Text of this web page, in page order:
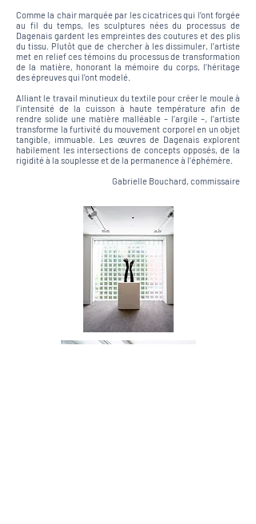
Comme la chair marquée par les cicatrices qui l’ont forgée
au fil du temps, les sculptures nées du processus de
Dagenais gardent les empreintes des coutures et des plis
du tissu. Plutôt que de chercher à les dissimuler, l’artiste
met en relief ces témoins du processus de transformation
de la matière, honorant la mémoire du corps, l’héritage
des épreuves qui l’ont modelé.
Alliant le travail minutieux du textile pour créer le moule à
l’intensité de la cuisson à haute température afin de
rendre solide une matière malléable – l’argile –, l’artiste
transforme la furtivité du mouvement corporel en un objet
tangible, immuable. Les œuvres de Dagenais explorent
habilement les intersections de concepts opposés, de la
rigidité à la souplesse et de la permanence à l’éphémère.
Gabrielle Bouchard, commissaire